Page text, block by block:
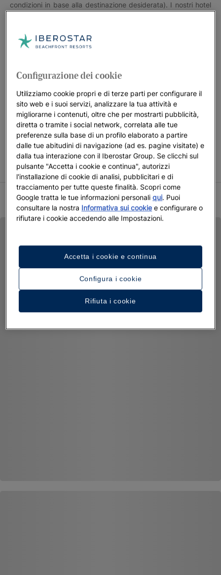
condizioni in base alla destinazione desiderata). I nostri hotel
giornate di riposo in famiglia.
mare e a conoscere tutti i vantaggi che vi offrono.
CONDIZIONI DELL’OFFERTA SOGGIORNO BAMBINI GRATIS
Bambini accompagnati da 2 adulti soggiornano gratuitamente
solo in camere selezionate. Offerta soggetta a disponibilità
nelle date indicate. Iberostar si riserva il diritto di modificare o
annullare in parte o totalmente la promozione.
CONDIZIONI ESTATE 2026
Configurazione dei cookie
Utilizziamo cookie propri e di terze parti per configurare il
sito web e i suoi servizi, analizzare la tua attività e
migliorarne i contenuti, oltre che per mostrarti pubblicità,
diretta o tramite i social network, correlata alle tue
preferenze sulla base di un profilo elaborato a partire
dalle tue abitudini di navigazione (ad es. pagine visitate) e
dalla tua interazione con il Iberostar Group. Se clicchi sul
pulsante "Accetta i cookie e continua", autorizzi
l'installazione di cookie di analisi, pubblicitari e di
tracciamento per tutte queste finalità. Scopri come
Google tratta le tue informazioni personaliqui. Puoi
consultare la nostra Informativa sui cookie e configurare o
rifiutare i cookie accedendo alle Impostazioni.
Configura i cookie
Rifiuta i cookie
Accetta i cookie e continua